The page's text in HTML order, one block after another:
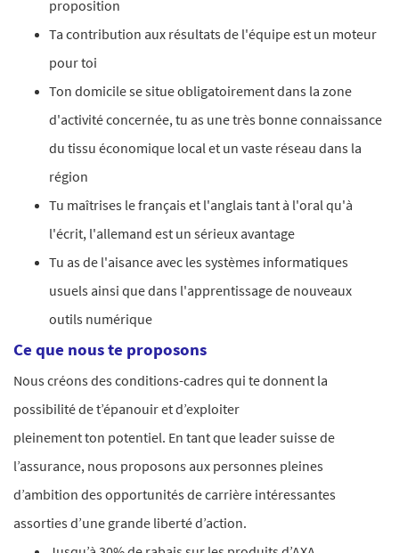
proposition
Ta contribution aux résultats de l'équipe est un moteur
pour toi
Ton domicile se situe obligatoirement dans la zone
d'activité concernée, tu as une très bonne connaissance
du tissu économique local et un vaste réseau dans la
région
Tu maîtrises le français et l'anglais tant à l'oral qu'à
l'écrit, l'allemand est un sérieux avantage
Tu as de l'aisance avec les systèmes informatiques
usuels ainsi que dans l'apprentissage de nouveaux
outils numérique
Ce que nous te proposons
Nous créons des conditions-cadres qui te donnent la
possibilité de t’épanouir et d’exploiter
pleinement ton potentiel. En tant que leader suisse de
l’assurance, nous proposons aux personnes pleines
d’ambition des opportunités de carrière intéressantes
assorties d’une grande liberté d’action.